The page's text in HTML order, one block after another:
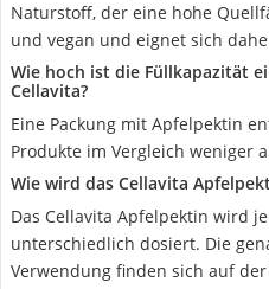
Naturstoff, der eine hohe
und vegan und eignet sich
Wie hoch ist die Füllkapazität
Cellavita?
Eine Packung mit Apfelpektin
Produkte im Vergleich weniger
Wie wird das Cellavita
Das Cellavita Apfelpektin wird
unterschiedlich dosiert. Die
Verwendung finden sich auf der